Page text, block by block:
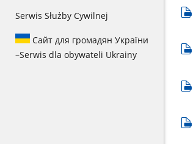
Serwis Służby Cywilnej
Сайт для громадян України
–Serwis dla obywateli Ukrainy